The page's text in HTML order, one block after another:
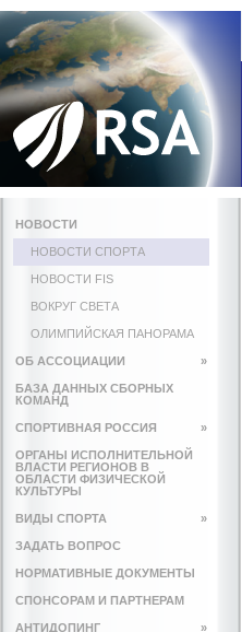
НОВОСТИ
НОВОСТИ СПОРТА
НОВОСТИ FIS
ВОКРУГ СВЕТА
ОЛИМПИЙСКАЯ ПАНОРАМА
ОБ АССОЦИАЦИИ »
БАЗА ДАННЫХ СБОРНЫХ
КОМАНД
СПОРТИВНАЯ РОССИЯ »
ОРГАНЫ ИСПОЛНИТЕЛЬНОЙ
ВЛАСТИ РЕГИОНОВ В
ОБЛАСТИ ФИЗИЧЕСКОЙ
КУЛЬТУРЫ
ВИДЫ СПОРТА »
ЗАДАТЬ ВОПРОС
НОРМАТИВНЫЕ ДОКУМЕНТЫ
СПОНСОРАМ И ПАРТНЕРАМ
АНТИДОПИНГ »